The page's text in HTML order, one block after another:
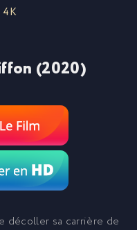
4K
(2020)
décoller sa carrière de